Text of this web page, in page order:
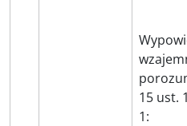
15 ust.
1: